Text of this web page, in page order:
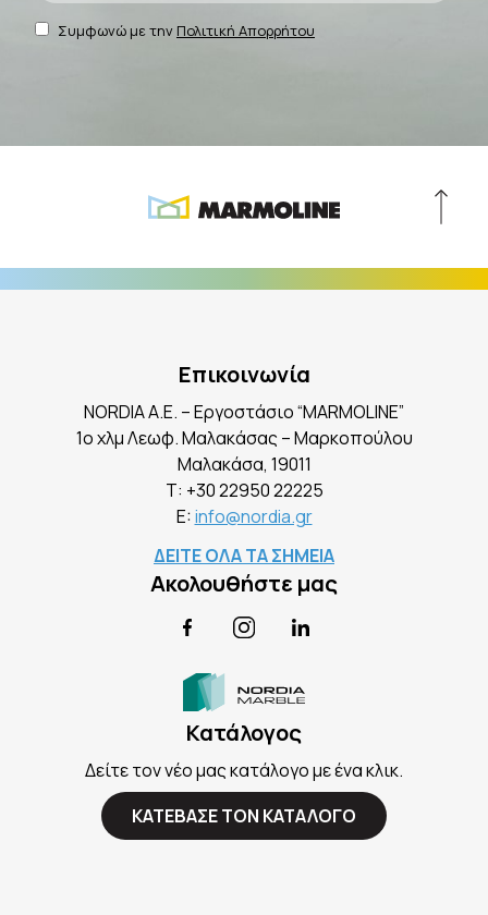
Συμφωνώ με την Πολιτική Απορρήτου
Επικοινωνία
NORDIA A.E. – Εργοστάσιο “MARMOLINE”
1ο χλμ Λεωφ. Μαλακάσας – Μαρκοπούλου
Mαλακάσα, 19011
Τ: +30 22950 22225
E:info@nordia.gr
ΔΕΙΤΕ ΟΛΑ ΤΑ ΣΗΜΕΙΑ
Ακολουθήστε μας
FacebookInstagramLinkedIn
Κατάλογος
Δείτε τον νέο μας κατάλογο με ένα κλικ.
ΚΑΤΕΒΑΣΕ ΤΟΝ ΚΑΤΑΛΟΓΟ